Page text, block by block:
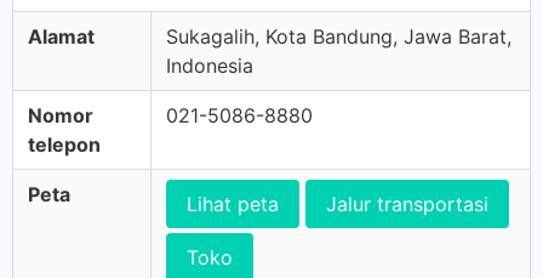
Alamat
Sukagalih, Kota Bandung, Jawa Barat,
Indonesia
Nomor
telepon
021-5086-8880
Peta Lihat peta Jalur transportasi
Toko